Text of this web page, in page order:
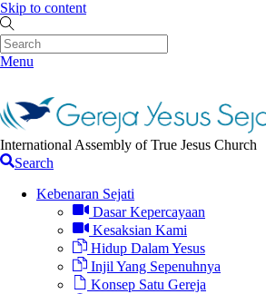
Skip to content
Menu
International Assembly of True Jesus Church
Search
Kebenaran Sejati
Dasar Kepercayaan
Kesaksian Kami
Hidup Dalam Yesus
Injil Yang Sepenuhnya
Konsep Satu Gereja